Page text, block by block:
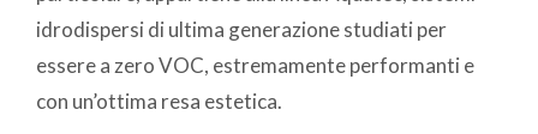
idrodispersi di ultima generazione studiati per
essere a zero VOC, estremamente performanti e
con un’ottima resa estetica.